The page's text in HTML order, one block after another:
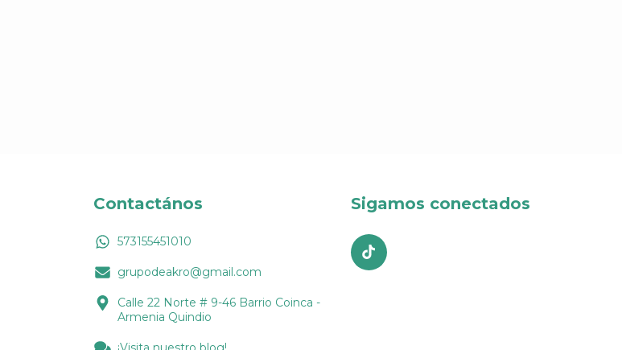
Contactános
573155451010
grupodeakro@gmail.com
Calle 22 Norte # 9-46 Barrio Coinca -
Armenia Quindio
Sigamos conectados